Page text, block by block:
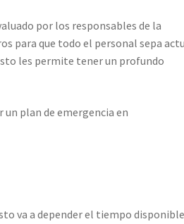
por los responsables de la
para que todo el personal sepa
les permite tener un profundo
plan de emergencia en
va a depender el tiempo disponible